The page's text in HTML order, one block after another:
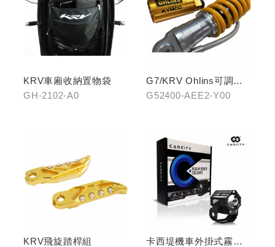
KRV車廂收納置物袋
GH-2102-A0
G7/KRV Ohlins可調避
震器
G52400-AEE2-Y00
KRV飛旋踏桿組
卡西堤機車外掛式霧燈